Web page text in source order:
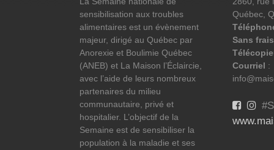
sensibilisation aux troubles
alimentaires est un évènement
majeur, dirigé au Québec par
Anorexie et Boulimie Québec
(ANEB) et La Maison l’Éclaircie,
avec l’aide de leurs nombreux
partenaires du milieu
communautaire, privé et
hospitalier. L’objectif de la
Semaine est de sensibiliser la
population à la maladie et ses
Québec,
Sans frais
Courriel :